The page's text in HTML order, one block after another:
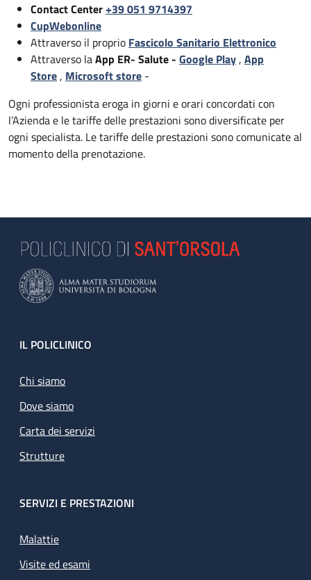
Contact Center+39 051 9714397
CupWebonline
Attraverso il proprio Fascicolo Sanitario Elettronico
Attraverso laApp ER- Salute - Google Play, App
Store, Microsoft store -
Ogni professionista eroga in giorni e orari concordati con
l’Azienda e le tariffe delle prestazioni sono diversificate per
ogni specialista. Le tariffe delle prestazioni sono comunicate al
momento della prenotazione.
Footer
IL POLICLINICO
Chi siamo
Dove siamo
Carta dei servizi
Strutture
SERVIZI E PRESTAZIONI
Malattie
Visite ed esami